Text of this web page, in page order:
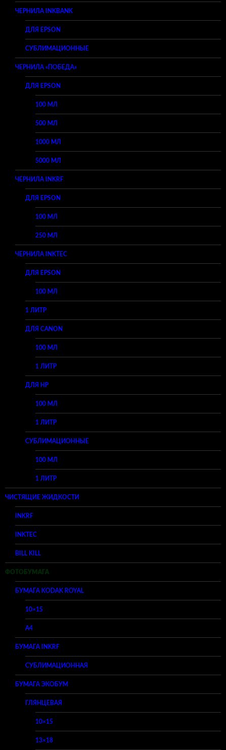
ЧЕРНИЛА INKBANK
ДЛЯ EPSON
СУБЛИМАЦИОННЫЕ
ЧЕРНИЛА «ПОБЕДА»
ДЛЯ EPSON
100 МЛ
500 МЛ
1000 МЛ
5000 МЛ
ЧЕРНИЛА INKRF
ДЛЯ EPSON
100 МЛ
250 МЛ
ЧЕРНИЛА INKTEC
ДЛЯ EPSON
100 МЛ
1 ЛИТР
ДЛЯ CANON
100 МЛ
1 ЛИТР
ДЛЯ HP
100 МЛ
1 ЛИТР
СУБЛИМАЦИОННЫЕ
100 МЛ
1 ЛИТР
ЧИСТЯЩИЕ ЖИДКОСТИ
INKRF
INKTEC
BILL KILL
ФОТОБУМАГА
БУМАГА KODAK ROYAL
10×15
A4
БУМАГА INKRF
СУБЛИМАЦИОННАЯ
БУМАГА ЭКОБУМ
ГЛЯНЦЕВАЯ
10×15
13×18